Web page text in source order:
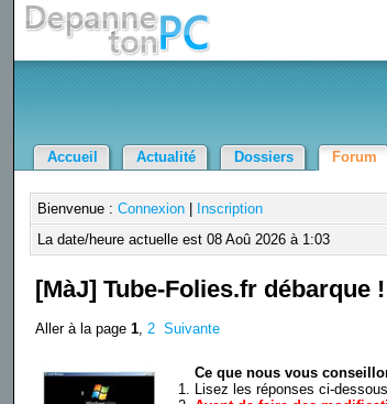
Accueil Actualité Dossiers Forum
Bienvenue : Connexion|
Inscription
La date/heure actuelle est 08 Aoû 2026 à 1:03
[MàJ] Tube-Folies.fr débarque !
Aller à la page 1, 2 Suivante
Ce que nous vous
Lisez les réponses ci-